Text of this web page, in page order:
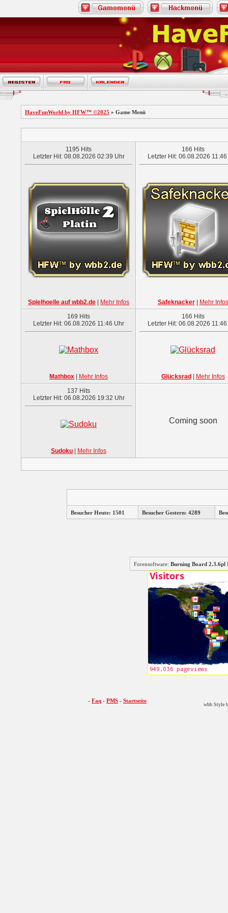
HaveFunWorld by HFW™ ©2025 » Game Menü
1195 Hits
Letzter Hit: 08.08.2026 02:39 Uhr
Spielhoelle auf wbb2.de Mehr Infos
166 Hits
Letzter Hit: 06.08.2026
Safeknacker|
Mehr Infos
169 Hits
Letzter Hit: 06.08.2026 11:46 Uhr
Mathbox Mehr Infos
166 Hits
Letzter Hit: 06.08.2026
Glücksrad
Mehr Infos
137 Hits
Letzter Hit: 06.08.2026 19:32 Uhr
Sudoku Mehr Infos
Coming soon
Besucher Heute: 1501 Besucher Gestern: 4289
Forensoftware: Burning Board
- Faq - PMS - Startseite
wbb Style